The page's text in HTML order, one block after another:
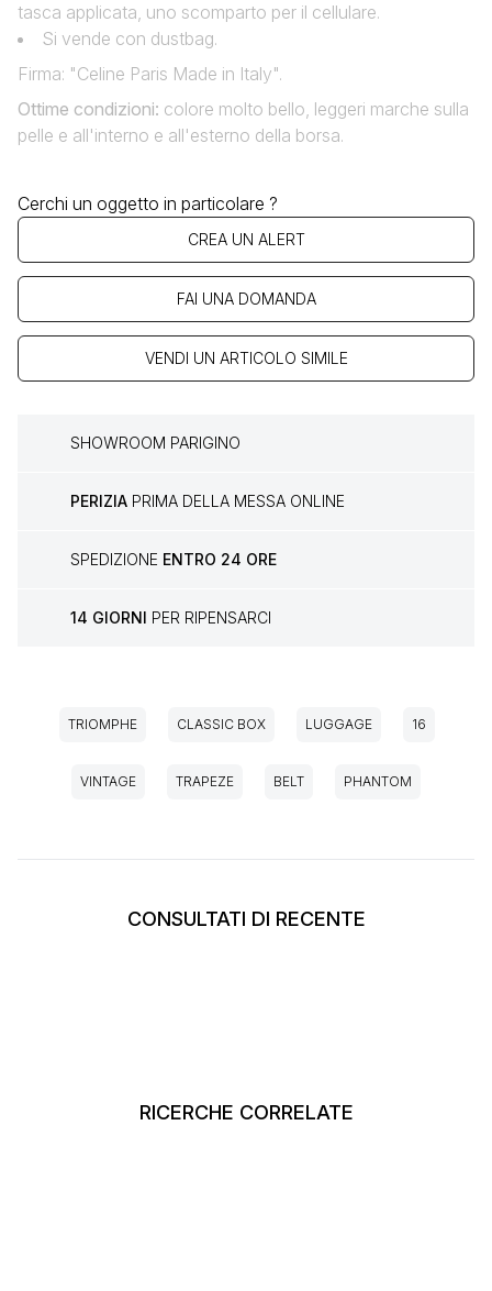
tasca applicata, uno scomparto per il cellulare.
Si vende con dustbag.
Firma: "Celine Paris Made in Italy".
Ottime condizioni: colore molto bello, leggeri marche sulla
pelle e all'interno e all'esterno della borsa.
Cerchi un oggetto in particolare ?
CREA UN ALERT
FAI UNA DOMANDA
VENDI UN ARTICOLO SIMILE
SHOWROOM PARIGINO
PERIZIA PRIMA DELLA MESSA ONLINE
SPEDIZIONE ENTRO 24 ORE
14 GIORNI PER RIPENSARCI
TRIOMPHE CLASSIC BOX LUGGAGE 16
VINTAGE TRAPEZE BELT PHANTOM
CONSULTATI DI RECENTE
RICERCHE CORRELATE